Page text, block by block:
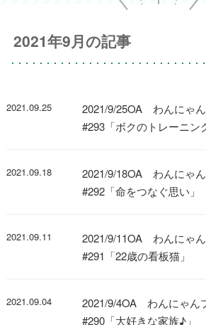
2021年9月の記事
2021.09.25
2021/9/25OA わんにゃ
#293「ボクのトレーニン
2021.09.18
2021/9/18OA わんにゃ
#292「命をつなぐ思い」
2021.09.11
2021/9/11OA わんにゃ
#291「22歳の看板猫」
2021.09.04
2021/9/4OA わんにゃん
#290「大好きな家族♪」